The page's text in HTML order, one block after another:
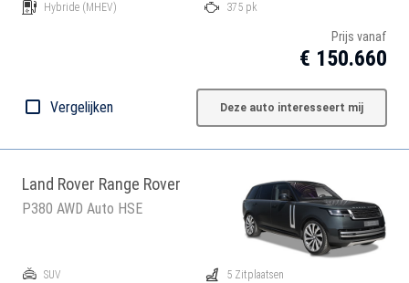
Hybride (MHEV) 375 pk
Prijs vanaf
€ 150.660
Vergelijken Deze auto interesseert mij
Land Rover Range Rover
P380 AWD Auto HSE
SUV 5 Zitplaatsen